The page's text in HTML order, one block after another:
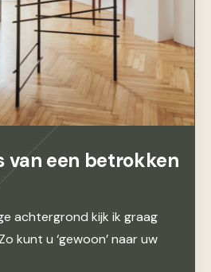
van een betrokken
achtergrond kijk ik graag
kunt u ‘gewoon’ naar uw